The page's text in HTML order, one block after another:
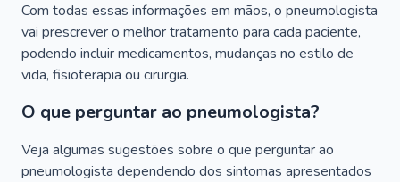
Com todas essas informações em mãos, o pneumologista
vai prescrever o melhor tratamento para cada paciente,
podendo incluir medicamentos, mudanças no estilo de
vida, fisioterapia ou cirurgia.
O que perguntar ao pneumologista?
Veja algumas sugestões sobre o que perguntar ao
pneumologista dependendo dos sintomas apresentados